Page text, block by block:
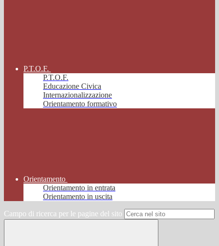
P.T.O.F.
P.T.O.F.
Educazione Civica
Internazionalizzazione
Orientamento formativo
Orientamento
Orientamento in entrata
Orientamento in uscita
Campo di ricerca per le pagine del sito